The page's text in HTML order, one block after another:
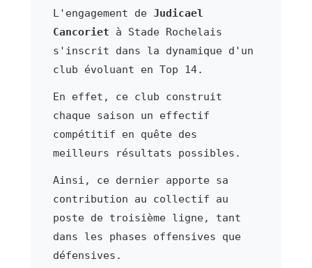
L'engagement de Judicael
Cancoriet à Stade Rochelais
s'inscrit dans la dynamique d'un
club évoluant en Top 14.
En effet, ce club construit
chaque saison un effectif
compétitif en quête des
meilleurs résultats possibles.
Ainsi, ce dernier apporte sa
contribution au collectif au
poste de troisième ligne, tant
dans les phases offensives que
défensives.